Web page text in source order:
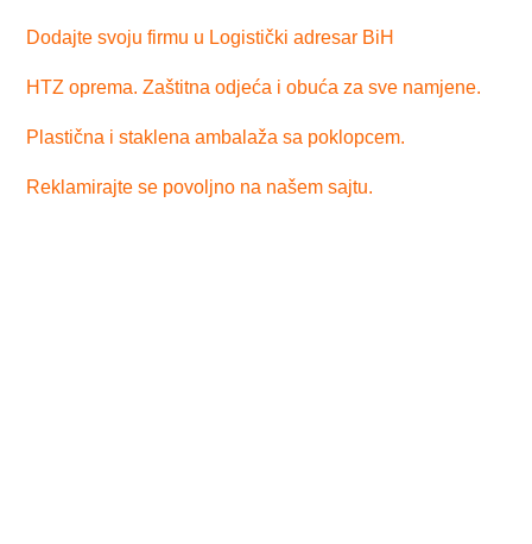
Dodajte svoju firmu u Logistički adresar BiH
HTZ oprema. Zaštitna odjeća i obuća za sve namjene.
Plastična i staklena ambalaža sa poklopcem.
Reklamirajte se povoljno na našem sajtu.